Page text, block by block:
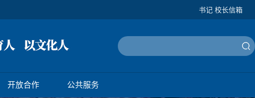
书记 校长信箱
开放合作 公共服务